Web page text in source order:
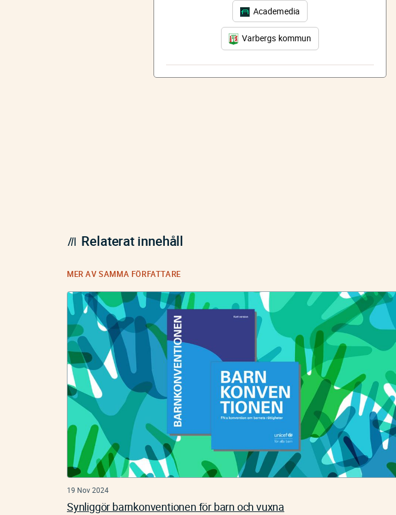
Academedia
Varbergs kommun
Relaterat innehåll
MER AV SAMMA FÖRFATTARE
19 Nov 2024
Synliggör barnkonventionen för barn och vuxna